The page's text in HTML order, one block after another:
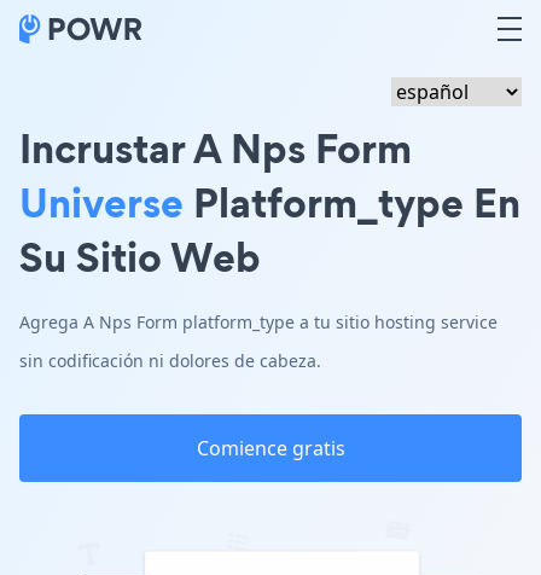
Incrustar A Nps Form
Universe Platform_type En
Su Sitio Web
Agrega A Nps Form platform_type a tu sitio hosting service
sin codificación ni dolores de cabeza.
Comience gratis